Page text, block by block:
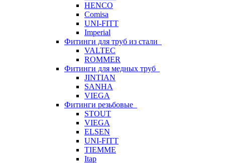
HENCO
Comisa
UNI-FITT
Imperial
Фитинги для труб из стали
VALTEC
ROMMER
Фитинги для медных труб
JINTIAN
SANHA
VIEGA
Фитинги резьбовые
STOUT
VIEGA
ELSEN
UNI-FITT
TIEMME
Itap